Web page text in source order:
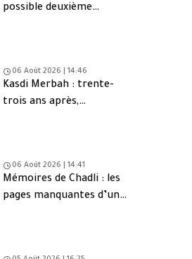
possible deuxième
06 Août 2026 | 14:46
Kasdi Merbah : trente-
trois ans après,
06 Août 2026 | 14:41
Mémoires de Chadli : les
pages manquantes d’une